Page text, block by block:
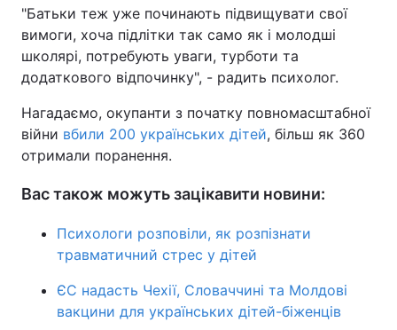
"Батьки теж уже починають підвищувати свої
вимоги, хоча підлітки так само як і молодші
школярі, потребують уваги, турботи та
додаткового відпочинку", - радить психолог.
Нагадаємо, окупанти з початку повномасштабної
війни вбили 200 українських дітей, більш як 360
отримали поранення.
Вас також можуть зацікавити новини:
Психологи розповіли, як розпізнати
травматичний стрес у дітей
ЄС надасть Чехії, Словаччині та Молдові
вакцини для українських дітей-біженців